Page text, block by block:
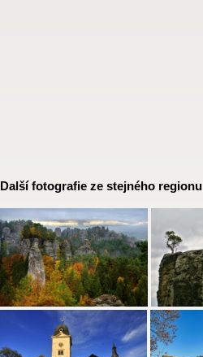
Další fotografie ze stejného regionu